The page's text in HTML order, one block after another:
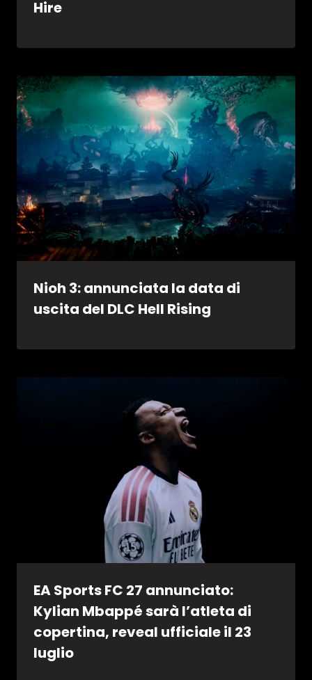
Hire
Nioh 3: annunciata la data di
uscita del DLC Hell Rising
EA Sports FC 27 annunciato:
Kylian Mbappé sarà l’atleta di
copertina, reveal ufficiale il 23
luglio